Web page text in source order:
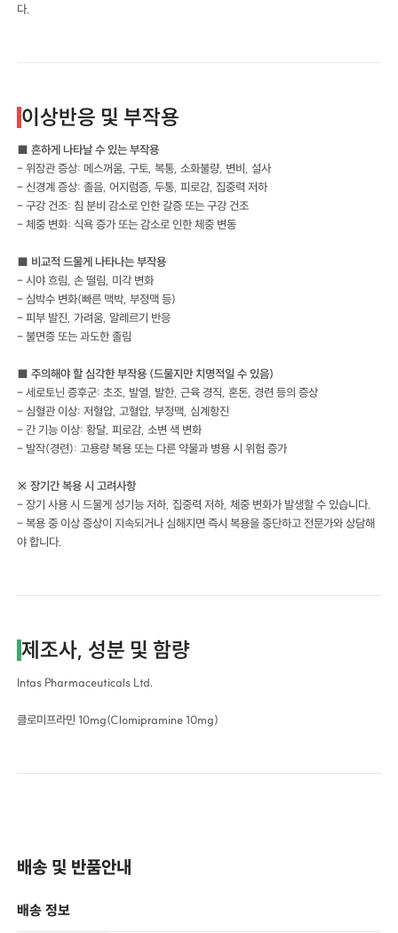
다.
이상반응 및 부작용
■ 흔하게 나타날 수 있는 부작용
- 위장관 증상: 메스꺼움, 구토, 복통, 소화불량, 변비, 설사
- 신경계 증상: 졸음, 어지럼증, 두통, 피로감, 집중력 저하
- 구강 건조: 침 분비 감소로 인한 갈증 또는 구강 건조
- 체중 변화: 식욕 증가 또는 감소로 인한 체중 변동
■ 비교적 드물게 나타나는 부작용
- 시야 흐림, 손 떨림, 미각 변화
- 심박수 변화(빠른 맥박, 부정맥 등)
- 피부 발진, 가려움, 알레르기 반응
- 불면증 또는 과도한 졸림
■ 주의해야 할 심각한 부작용 (드물지만 치명적일 수 있음)
- 세로토닌 증후군: 초조, 발열, 발한, 근육 경직, 혼돈, 경련 등의 증상
- 심혈관 이상: 저혈압, 고혈압, 부정맥, 심계항진
- 간 기능 이상: 황달, 피로감, 소변 색 변화
- 발작(경련): 고용량 복용 또는 다른 약물과 병용 시 위험 증가
※ 장기간 복용 시 고려사항
- 장기 사용 시 드물게 성기능 저하, 집중력 저하, 체중 변화가 발생할 수 있습니다.
- 복용 중 이상 증상이 지속되거나 심해지면 즉시 복용을 중단하고 전문가와 상담해
야 합니다.
제조사, 성분 및 함량
Intas Pharmaceuticals Ltd.
클로미프라민 10mg(Clomipramine 10mg)
배송 및 반품안내
배송 정보